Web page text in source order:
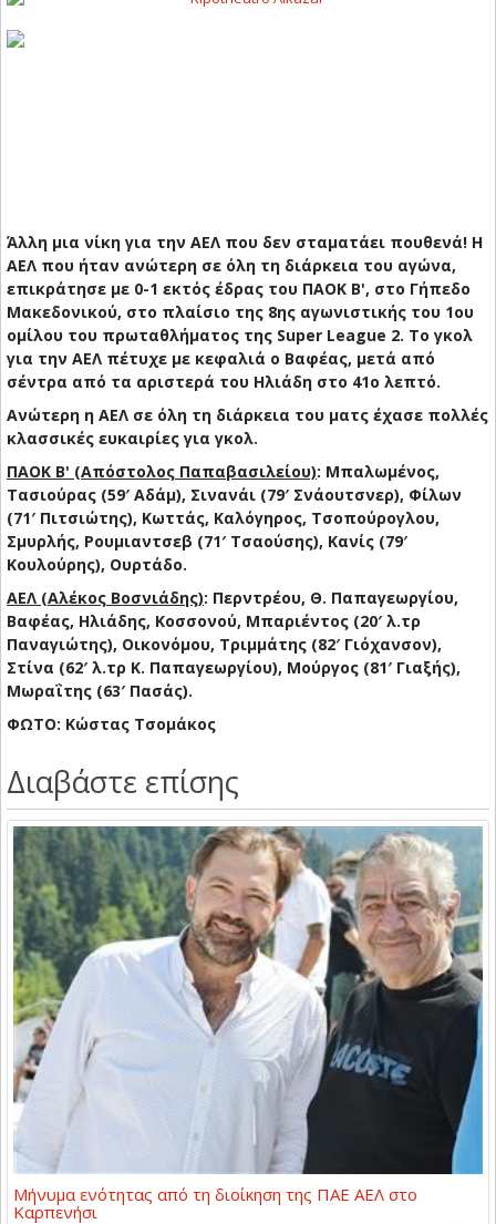
Άλλη μια νίκη για την ΑΕΛ που δεν σταματάει πουθενά! Η
ΑΕΛ που ήταν ανώτερη σε όλη τη διάρκεια του αγώνα,
επικράτησε με 0-1 εκτός έδρας του ΠΑΟΚ Β', στο Γήπεδο
Μακεδονικού, στο πλαίσιο της 8ης αγωνιστικής του 1ου
ομίλου του πρωταθλήματος της Super League 2. Το γκολ
για την ΑΕΛ πέτυχε με κεφαλιά ο Βαφέας, μετά από
σέντρα από τα αριστερά του Ηλιάδη στο 41ο λεπτό.
Ανώτερη η ΑΕΛ σε όλη τη διάρκεια του ματς έχασε πολλές
κλασσικές ευκαιρίες για γκολ.
ΠΑΟΚ Β' (Απόστολος Παπαβασιλείου): Μπαλωμένος,
Τασιούρας (59′ Αδάμ), Σινανάι (79′ Σνάουτσνερ), Φίλων
(71′ Πιτσιώτης), Κωττάς, Καλόγηρος, Τσοπούρογλου,
Σμυρλής, Ρουμιαντσεβ (71′ Τσαούσης), Κανίς (79′
Κουλούρης), Ουρτάδο.
ΑΕΛ (Αλέκος Βοσνιάδης): Περντρέου, Θ. Παπαγεωργίου,
Βαφέας, Ηλιάδης, Κοσσονού, Μπαριέντος (20′ λ.τρ
Παναγιώτης), Οικονόμου, Τριμμάτης (82′ Γιόχανσον),
Στίνα (62′ λ.τρ Κ. Παπαγεωργίου), Μούργος (81′ Γιαξής),
Μωραΐτης (63′ Πασάς).
ΦΩΤΟ: Κώστας Τσομάκος
Διαβάστε επίσης
Μήνυμα ενότητας από τη διοίκηση της ΠΑΕ ΑΕΛ στο
Καρπενήσι